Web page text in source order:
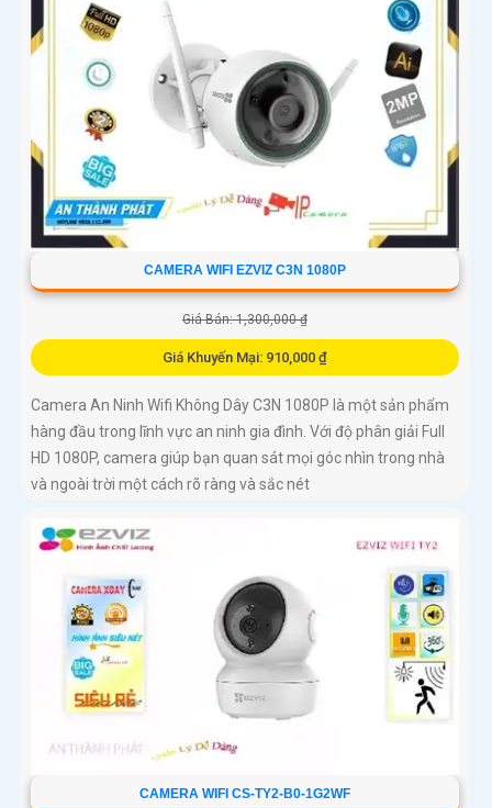
CAMERA WIFI EZVIZ C3N 1080P
Giá Bán: 1,300,000 ₫
Giá Khuyến Mại: 910,000 ₫
Camera An Ninh Wifi Không Dây C3N 1080P là một sản phẩm
hàng đầu trong lĩnh vực an ninh gia đình. Với độ phân giải Full
HD 1080P, camera giúp bạn quan sát mọi góc nhìn trong nhà
và ngoài trời một cách rõ ràng và sắc nét
CAMERA WIFI CS-TY2-B0-1G2WF